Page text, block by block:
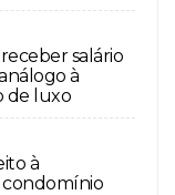
salário
à
de luxo
à
condomínio